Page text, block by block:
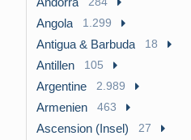
Angola 1.299
Antigua & Barbuda 18
Antillen 105
Argentine 2.989
Armenien 463
Ascension (Insel) 27